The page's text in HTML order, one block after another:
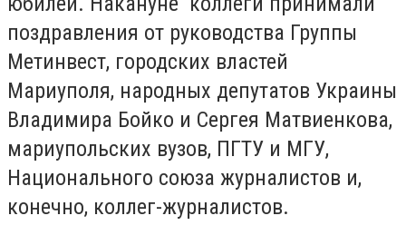
поздравления от руководства Группы
Метинвест, городских властей
Мариуполя, народных депутатов Украины
Владимира Бойко и Сергея Матвиенкова,
мариупольских вузов, ПГТУ и МГУ,
Национального союза журналистов и,
конечно, коллег-журналистов.